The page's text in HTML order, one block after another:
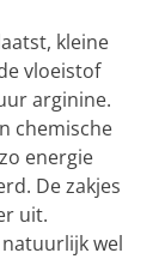
kleine
vloeistof
arginine.
chemische
energie
De zakjes
uit.
natuurlijk wel